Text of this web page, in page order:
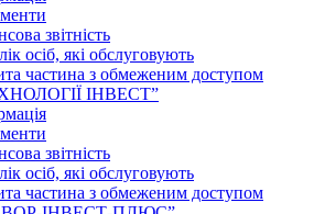
звітність
осіб, які обслуговують
частина з обмеженим доступом
ІНВЕСТ”
звітність
осіб, які обслуговують
частина з обмеженим доступом